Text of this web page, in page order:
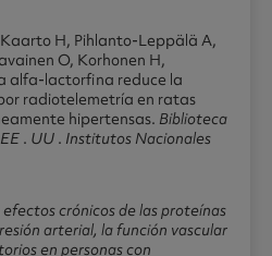
H, Pihlanto-Leppälä A,
O, Korhonen H,
alfa-lactorfina reduce la
radiotelemetría en ratas
hipertensas. Biblioteca
. UU . Institutos Nacionales
efectos crónicos de las proteínas
arterial, la función vascular
en personas con